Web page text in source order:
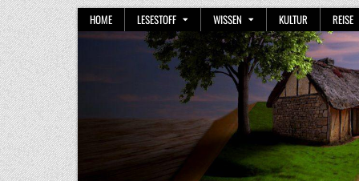
Skip
to
content
HOME LESESTOFF WISSEN KULTUR REISE